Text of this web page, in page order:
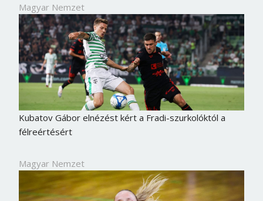
Magyar Nemzet
Kubatov Gábor elnézést kért a Fradi-szurkolóktól a
félreértésért
Magyar Nemzet